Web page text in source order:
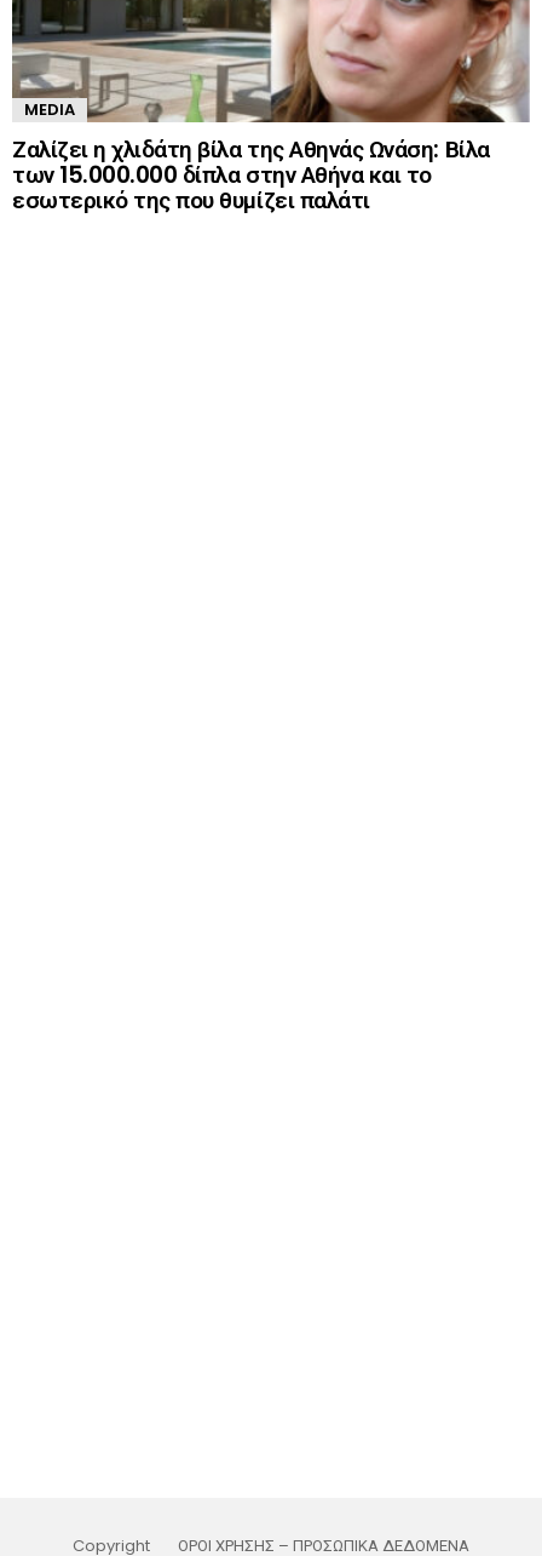
MEDIA
Ζαλίζει η χλιδάτη βίλα της Αθηνάς Ωνάση: Βίλα
των 15.000.000 δίπλα στην Αθήνα και το
εσωτερικό της που θυμίζει παλάτι
Copyright ΟΡΟΙ ΧΡΗΣΗΣ – ΠΡΟΣΩΠΙΚΑ ΔΕΔΟΜΕΝΑ